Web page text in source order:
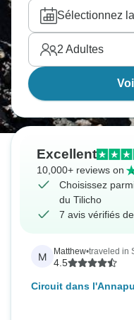
départs.
Sélectionnez
2 Adultes
Excellent
10,000+ reviews on
Choisissez
du Tilicho
7 avis vérifiés
M Matthew•traveled in
4.5
Circuit dans